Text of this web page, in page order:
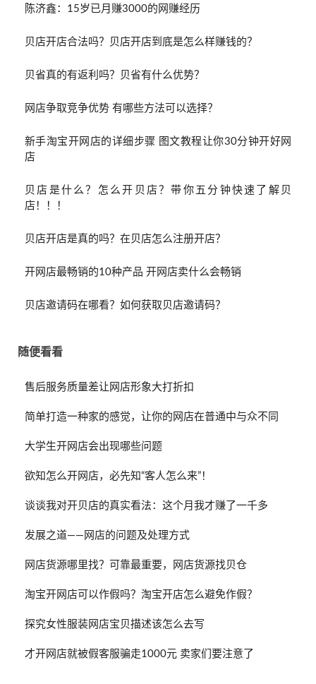
陈济鑫：15岁已月赚3000的网赚经历
贝店开店合法吗？贝店开店到底是怎么样赚钱的？
贝省真的有返利吗？贝省有什么优势？
网店争取竞争优势 有哪些方法可以选择？
新手淘宝开网店的详细步骤 图文教程让你30分钟开好网
店
贝店是什么？怎么开贝店？带你五分钟快速了解贝
店！！！
贝店开店是真的吗？在贝店怎么注册开店？
开网店最畅销的10种产品 开网店卖什么会畅销
贝店邀请码在哪看？如何获取贝店邀请码？
随便看看
售后服务质量差让网店形象大打折扣
简单打造一种家的感觉，让你的网店在普通中与众不同
大学生开网店会出现哪些问题
欲知怎么开网店，必先知“客人怎么来”！
谈谈我对开贝店的真实看法：这个月我才赚了一千多
发展之道——网店的问题及处理方式
网店货源哪里找？可靠最重要，网店货源找贝仓
淘宝开网店可以作假吗？淘宝开店怎么避免作假？
探究女性服装网店宝贝描述该怎么去写
才开网店就被假客服骗走1000元 卖家们要注意了